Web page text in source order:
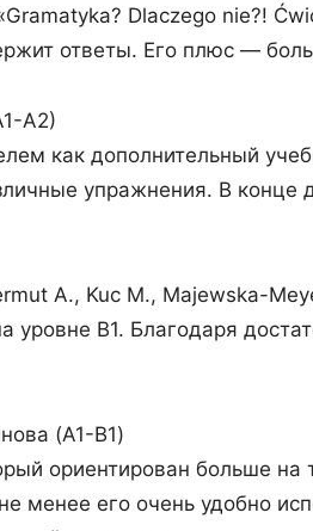
Dlaczego nie?!
ответы. Его плюс —
A2)
как дополнительный
упражнения. В конце
A., Kuc M., Majewska-
B1. Благодаря
(A1-B1)
ориентирован больше на
менее его очень удобно